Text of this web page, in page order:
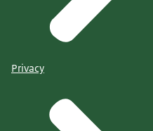
Privacy